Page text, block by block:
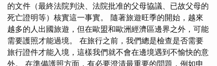
的文件（最終法院判決、法院批准的父母協議、已故父母的
死亡證明等）核實這一事實。 隨著旅遊旺季的開始，越來
越多的人出國旅遊，但在歐盟和歐洲經濟區邊界之外，可能
需要護照才能過境。 在旅行之前，我們總是檢查是否需要
旅行證件才能入境，這樣我們就不會在邊境遇到不愉快的意
外。 在準備護照方面，有必要澄清最重要的問題，例如申